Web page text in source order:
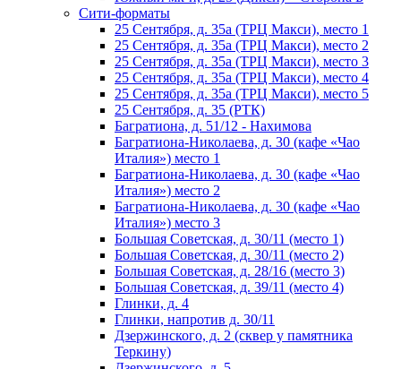
Сити-форматы
25 Сентября, д. 35а (ТРЦ Макси), место 1
25 Сентября, д. 35а (ТРЦ Макси), место 2
25 Сентября, д. 35а (ТРЦ Макси), место 3
25 Сентября, д. 35а (ТРЦ Макси), место 4
25 Сентября, д. 35а (ТРЦ Макси), место 5
25 Сентября, д. 35 (РТК)
Багратиона, д. 51/12 - Нахимова
Багратиона-Николаева, д. 30 (кафе «Чао
Италия») место 1
Багратиона-Николаева, д. 30 (кафе «Чао
Италия») место 2
Багратиона-Николаева, д. 30 (кафе «Чао
Италия») место 3
Большая Советская, д. 30/11 (место 1)
Большая Советская, д. 30/11 (место 2)
Большая Советская, д. 28/16 (место 3)
Большая Советская, д. 39/11 (место 4)
Глинки, д. 4
Глинки, напротив д. 30/11
Дзержинского, д. 2 (сквер у памятника
Теркину)